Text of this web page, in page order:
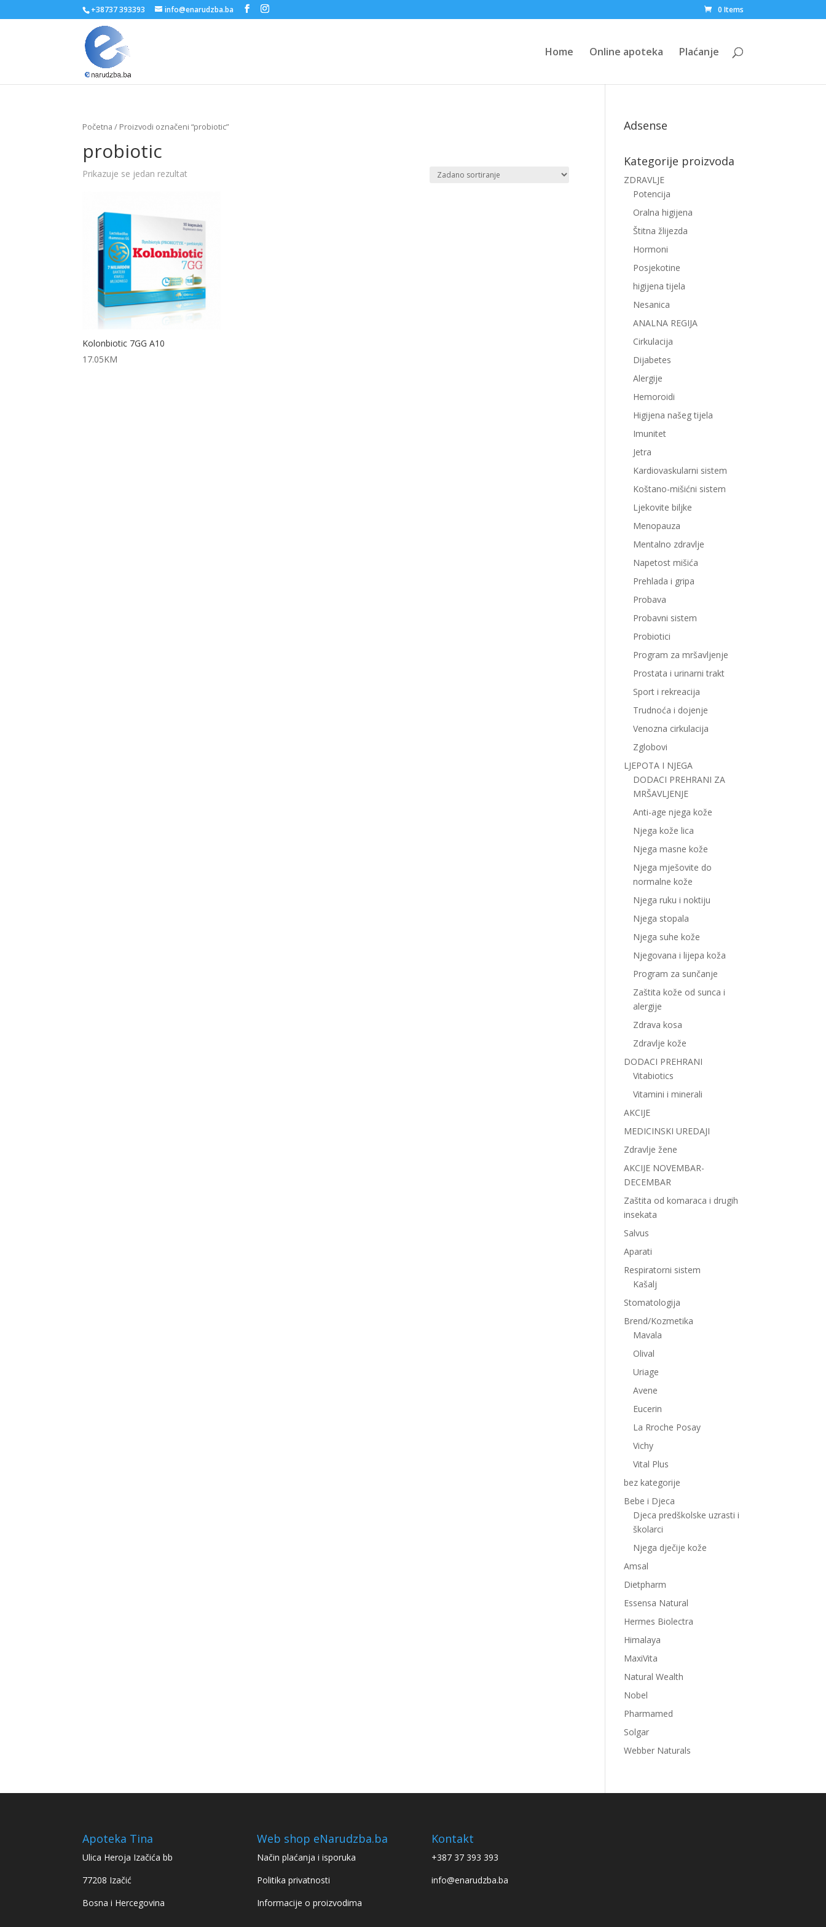
+38737 393393 info@enarudzba.ba 0 Items
Home Online apoteka Plaćanje
Početna / Proizvodi označeni “probiotic”
probiotic
Prikazuje se jedan rezultat
Kolonbiotic 7GG A10
17.05KM
Adsense
Kategorije proizvoda
ZDRAVLJE
Potencija
Oralna higijena
Štitna žlijezda
Hormoni
Posjekotine
higijena tijela
Nesanica
ANALNA REGIJA
Cirkulacija
Dijabetes
Alergije
Hemoroidi
Higijena našeg tijela
Imunitet
Jetra
Kardiovaskularni sistem
Koštano-mišićni sistem
Ljekovite biljke
Menopauza
Mentalno zdravlje
Napetost mišića
Prehlada i gripa
Probava
Probavni sistem
Probiotici
Program za mršavljenje
Prostata i urinarni trakt
Sport i rekreacija
Trudnoća i dojenje
Venozna cirkulacija
Zglobovi
LJEPOTA I NJEGA
DODACI PREHRANI ZA
MRŠAVLJENJE
Anti-age njega kože
Njega kože lica
Njega masne kože
Njega mješovite do
normalne kože
Njega ruku i noktiju
Njega stopala
Njega suhe kože
Njegovana i lijepa koža
Program za sunčanje
Zaštita kože od sunca i
alergije
Zdrava kosa
Zdravlje kože
DODACI PREHRANI
Vitabiotics
Vitamini i minerali
AKCIJE
MEDICINSKI UREDAJI
Zdravlje žene
AKCIJE NOVEMBAR-
DECEMBAR
Zaštita od komaraca i drugih
insekata
Salvus
Aparati
Respiratorni sistem
Kašalj
Stomatologija
Brend/Kozmetika
Mavala
Olival
Uriage
Avene
Eucerin
La Rroche Posay
Vichy
Vital Plus
bez kategorije
Bebe i Djeca
Djeca predškolske uzrasti i
školarci
Njega dječije kože
Amsal
Dietpharm
Essensa Natural
Hermes Biolectra
Himalaya
MaxiVita
Natural Wealth
Nobel
Pharmamed
Solgar
Webber Naturals
Apoteka Tina
Ulica Heroja Izačića bb
77208 Izačić
Bosna i Hercegovina
Web shop eNarudzba.ba
Način plaćanja i isporuka
Politika privatnosti
Informacije o proizvodima
Kontakt
+387 37 393 393
info@enarudzba.ba